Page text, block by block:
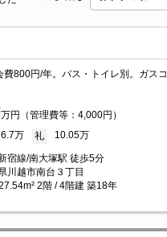
万円（管理費等：4,000円）
6.7万 礼 10.05万
宿線/南大塚駅 徒歩5分
川越市南台３丁目
2階 / 4階建 築18年